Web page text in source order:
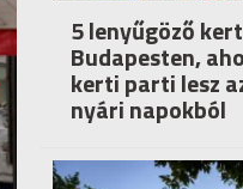
5 lenyűgöző
Budapesten,
kerti parti lesz
nyári napokból